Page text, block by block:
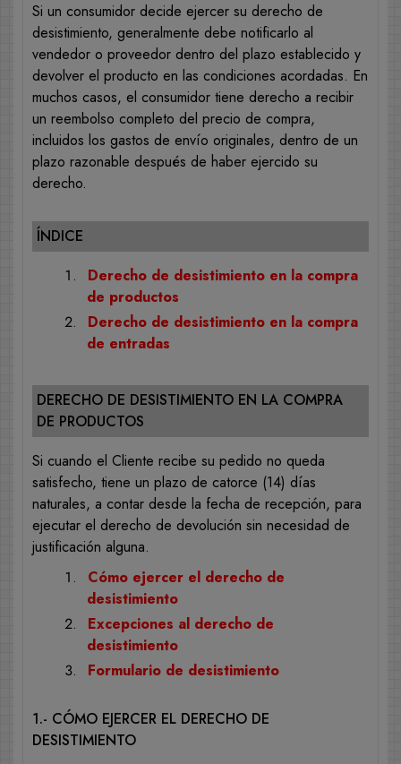
Si un consumidor decide ejercer su derecho de
desistimiento, generalmente debe notificarlo al
vendedor o proveedor dentro del plazo establecido y
devolver el producto en las condiciones acordadas. En
muchos casos, el consumidor tiene derecho a recibir
un reembolso completo del precio de compra,
incluidos los gastos de envío originales, dentro de un
plazo razonable después de haber ejercido su
derecho.
ÍNDICE
Derecho de desistimiento en la compra
de productos
Derecho de desistimiento en la compra
de entradas
DERECHO DE DESISTIMIENTO EN LA COMPRA
DE PRODUCTOS
Si cuando el Cliente recibe su pedido no queda
satisfecho, tiene un plazo de catorce (14) días
naturales, a contar desde la fecha de recepción, para
ejecutar el derecho de devolución sin necesidad de
justificación alguna.
Cómo ejercer el derecho de
desistimiento
Excepciones al derecho de
desistimiento
Formulario de desistimiento
1.- CÓMO EJERCER EL DERECHO DE
DESISTIMIENTO